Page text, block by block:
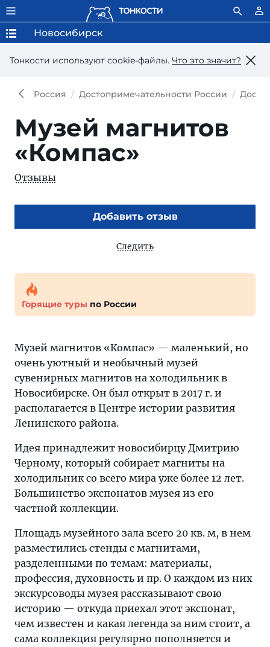
Тонкости используют сookie-файлы. Что это значит?
Новосибирск
Россия Достопримечательности России
Музей магнитов
«Компас»
Отзывы
Добавить отзыв
Следить
Горящие туры по России
Музей магнитов «Компас» — маленький, но
очень уютный и необычный музей
сувенирных магнитов на холодильник в
Новосибирске. Он был открыт в 2017 г. и
располагается в Центре истории развития
Ленинского района.
Идея принадлежит новосибирцу Дмитрию
Черному, который собирает магниты на
холодильник со всего мира уже более 12 лет.
Большинство экспонатов музея из его
частной коллекции.
Площадь музейного зала всего 20 кв. м, в нем
разместились стенды с магнитами,
разделенными по темам: материалы,
профессия, духовность и пр. О каждом из них
экскурсоводы музея рассказывают свою
историю — откуда приехал этот экспонат,
чем известен и какая легенда за ним стоит, а
сама коллекция регулярно пополняется и